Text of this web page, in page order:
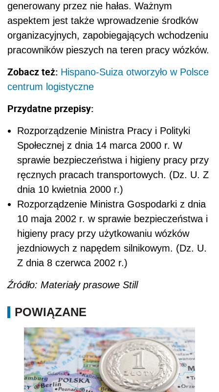
generowany przez nie hałas. Ważnym
aspektem jest także wprowadzenie środków
organizacyjnych, zapobiegających wchodzeniu
pracowników pieszych na teren pracy wózków.
Zobacz też: Hispano-Suiza otworzyło w Polsce
centrum logistyczne
Przydatne przepisy:
Rozporządzenie Ministra Pracy i Polityki
Społecznej z dnia 14 marca 2000 r. W
sprawie bezpieczeństwa i higieny pracy przy
ręcznych pracach transportowych. (Dz. U. Z
dnia 10 kwietnia 2000 r.)
Rozporządzenie Ministra Gospodarki z dnia
10 maja 2002 r. w sprawie bezpieczeństwa i
higieny pracy przy użytkowaniu wózków
jezdniowych z napędem silnikowym. (Dz. U.
Z dnia 8 czerwca 2002 r.)
Źródło: Materiały prasowe Still
POWIĄZANE